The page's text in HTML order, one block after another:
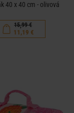
40 x 40 cm - olivová
15,99 €
11,19 €